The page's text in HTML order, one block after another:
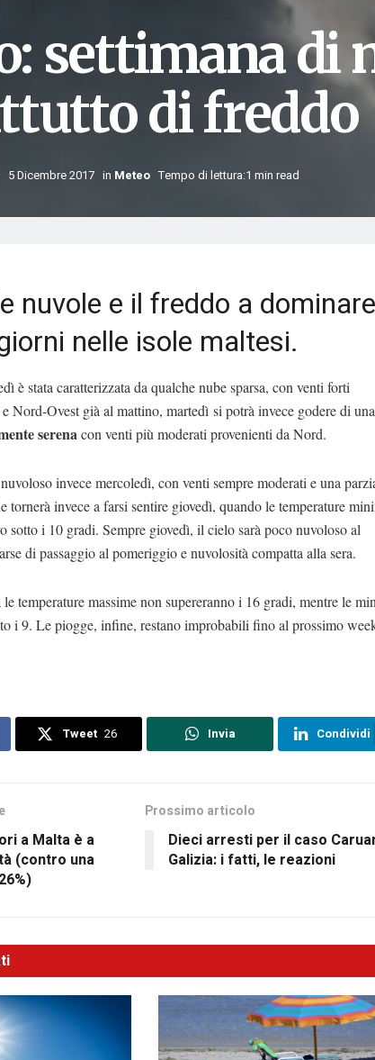
settimana di
di freddo
5 Dicembre 2017 in Meteo Tempo di lettura:1 min read
nuvole e il freddo a
nelle isole maltesi.
è stata caratterizzata da qualche nube sparsa, con venti forti
Nord-Ovest già al mattino, martedì si potrà invece godere di una
serena con venti più moderati provenienti da Nord.
invece mercoledì, con venti sempre moderati e una
tornerà invece a farsi sentire giovedì, quando le temperature
sotto i 10 gradi. Sempre giovedì, il cielo sarà poco nuvoloso al
di passaggio al pomeriggio e nuvolosità compatta alla sera.
le temperature massime non supereranno i 16 gradi, mentre le
i 9. Le piogge, infine, restano improbabili fino al prossimo
Tweet 26 Invia Condividi
a Malta è a
(contro una
Prossimo articolo
Dieci arresti per il caso
Galizia: i fatti, le reazioni